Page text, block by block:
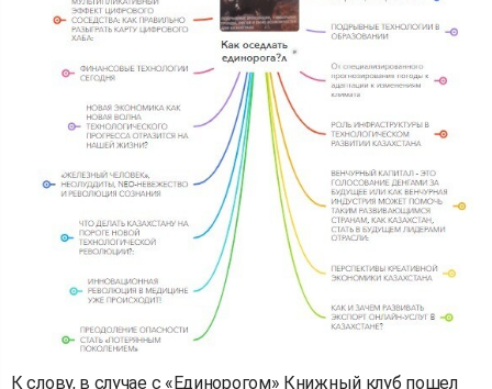
К слову, в случае с «Единорогом» Книжный клуб пошел